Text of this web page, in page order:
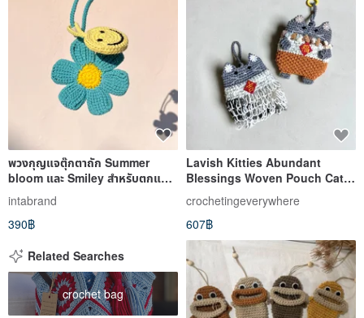
พวงกุญแจตุ๊กตาถัก Summer
bloom และ Smiley สำหรับตกแต่ง
กระเป๋า
intabrand
390฿
Lavish Kitties Abundant
Blessings Woven Pouch Cat
Charm Keychain Holder
crochetingeverywhere
607฿
Related Searches
crochet bag